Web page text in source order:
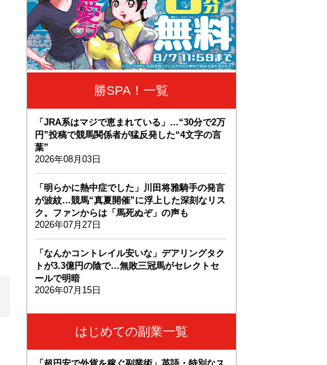
勝SPA！一覧
「JRA系はマジで恵まれている」…“30分で2万
円”投稿で競馬関係者が猛反発した“4文字の言
葉”
2026年08月03日
「明らかに熱中症でした」川田将雅騎手の発言
が波紋…競馬“真夏開催”に浮上した深刻なリス
ク。ファンからは「馬死ぬぞ」の声も
2026年07月27日
「なんかコントレイル安いな」デアリングタク
トが3.3億円の陰で…無敗三冠馬がセレクトセ
ールで明暗
2026年07月15日
はじめての副業一覧